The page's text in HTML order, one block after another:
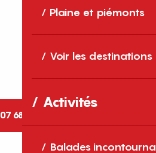
Plaine et piémonts
Voir les destinations
Activités
Balades
07 68 43 79